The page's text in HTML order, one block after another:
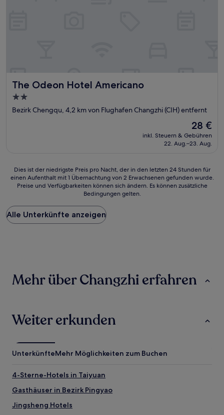
The Odeon Hotel Americano
The Odeon Hotel Americano
2.0-
Sterne-
Bezirk Chengqu, 4,2 km von Flughafen Changzhi (CIH) entfernt
Der
Preis
beträgt
28 €
inkl. Steuern & Gebühren
22. Aug.–23. Aug.
Dies
ist
Preis
pro
Nacht,
für
einen
1 Übernachtung
von
gefunden
wurde.
Verfügbarkeiten
können
sich
ändern.
Dies ist der niedrigste Preis pro Nacht, der in den letzten 24 Stunden für
einen Aufenthalt mit 1 Übernachtung von 2 Erwachsenen gefunden wurde.
Preise und Verfügbarkeiten können sich ändern. Es können zusätzliche
Bedingungen gelten.
Alle Unterkünfte anzeigen
Mehr über Changzhi erfahren
Weiter erkunden
UnterkünfteMehr Möglichkeiten zum Buchen
4-Sterne-Hotels in Taiyuan
Gasthäuser in Bezirk Pingyao
Jingsheng Hotels